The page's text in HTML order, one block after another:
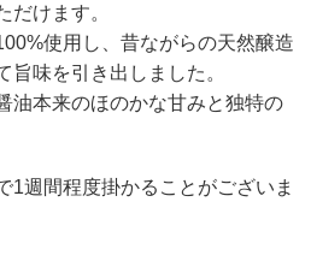
だけます。
使用し、昔ながらの天然醸造
旨味を引き出しました。
油本来のほのかな甘みと独特の
週間程度掛かることがございま